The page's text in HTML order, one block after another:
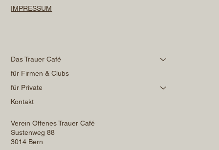
IMPRESSUM
Das Trauer Café
für Firmen & Clubs
für Private
Kontakt
Verein Offenes Trauer Café
Sustenweg 88
3014 Bern